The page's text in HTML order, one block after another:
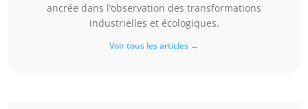
ancrée dans l’observation des transformations
industrielles et écologiques.
Voir tous les articles →